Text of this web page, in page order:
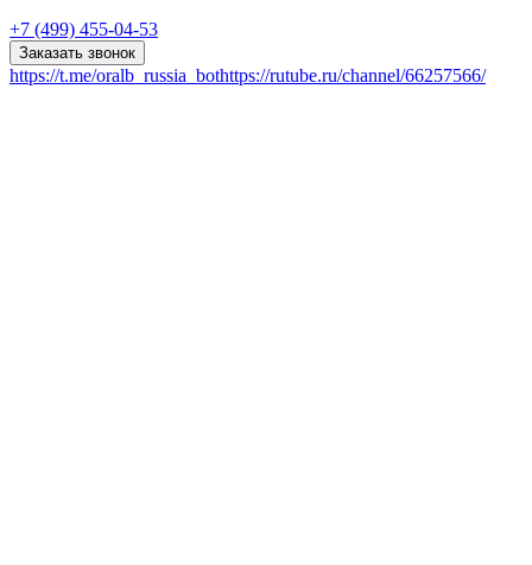
+7 (499) 455-04-53
Заказать звонок
https://t.me/oralb_russia_bothttps://rutube.ru/channel/66257566/